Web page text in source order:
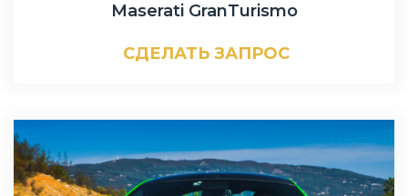
Maserati GranTurismo
СДЕЛАТЬ ЗАПРОС